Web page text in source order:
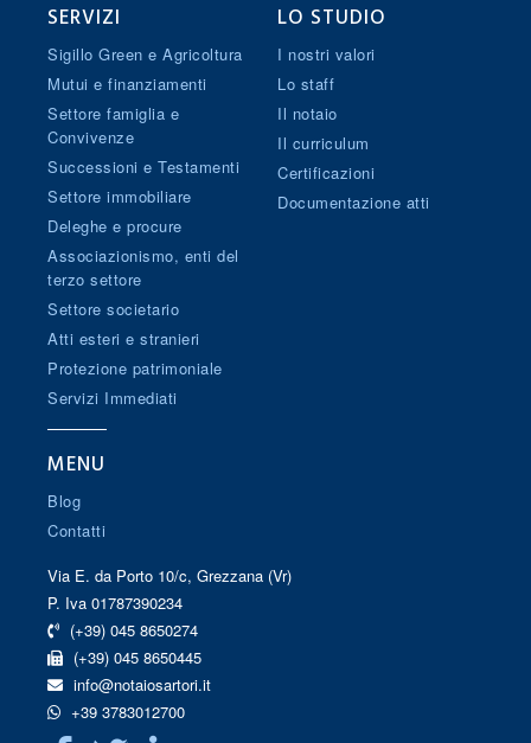
SERVIZI
Sigillo Green e Agricoltura
Mutui e finanziamenti
Settore famiglia e
Convivenze
Successioni e Testamenti
Settore immobiliare
Deleghe e procure
Associazionismo, enti del
terzo settore
Settore societario
Atti esteri e stranieri
Protezione patrimoniale
Servizi Immediati
LO STUDIO
I nostri valori
Lo staff
Il notaio
Il curriculum
Certificazioni
Documentazione atti
MENU
Blog
Contatti
Via E. da Porto 10/c, Grezzana (Vr)
P. Iva 01787390234
(+39) 045 8650274
(+39) 045 8650445
info@notaiosartori.it
+39 3783012700